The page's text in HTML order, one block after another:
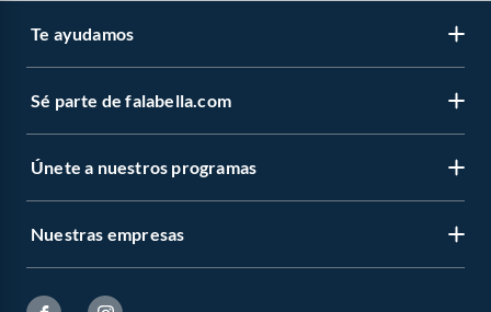
Te ayudamos
Sé parte de falabella.com
Únete a nuestros programas
Nuestras empresas